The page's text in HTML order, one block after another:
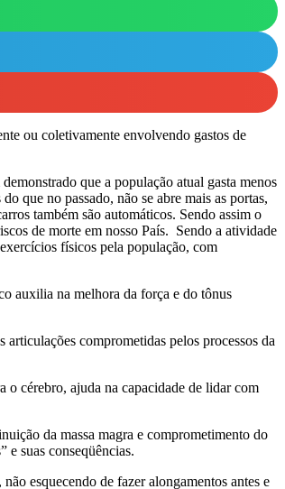
ou coletivamente envolvendo gastos de
que a população atual gasta menos
que no passado, não se abre mais as portas,
também são automáticos. Sendo assim o
de morte em nosso País. Sendo a atividade
físicos pela população, com
auxilia na melhora da força e do tônus
comprometidas pelos processos da
o cérebro, ajuda na capacidade de lidar com
da massa magra e comprometimento do
e suas conseqüências.
esquecendo de fazer alongamentos antes e